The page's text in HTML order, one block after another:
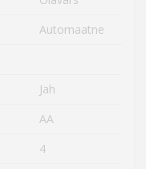
Automaatne
Jah
AA
4